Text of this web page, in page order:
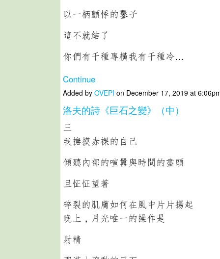
以一柄顫悸的鑿子
這不就結了
你們有千種專橫我有千種冷…
Continue
Added by OVEPI on December 17, 2019 at
洛夫的詩《巨石之變》（中）
三
我撫摸赤裸的自己
傾聽內部的喧囂與時間的盡頭
且怔怔望著
碎裂的肌膚如何在風中片片揚起
晚上，月光唯一的操作是
射精